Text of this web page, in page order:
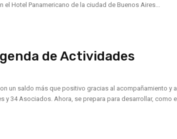
el Hotel Panamericano de la ciudad de Buenos Aires...
de Actividades
un saldo más que positivo gracias al acompañamiento y
desarrollar, como es habitual,